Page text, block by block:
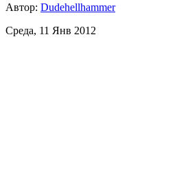
Автор: Dudehellhammer
Среда, 11 Янв 2012